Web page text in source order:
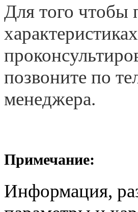
Для того
позвоните по
менеджера.
Примечание:
Информация,